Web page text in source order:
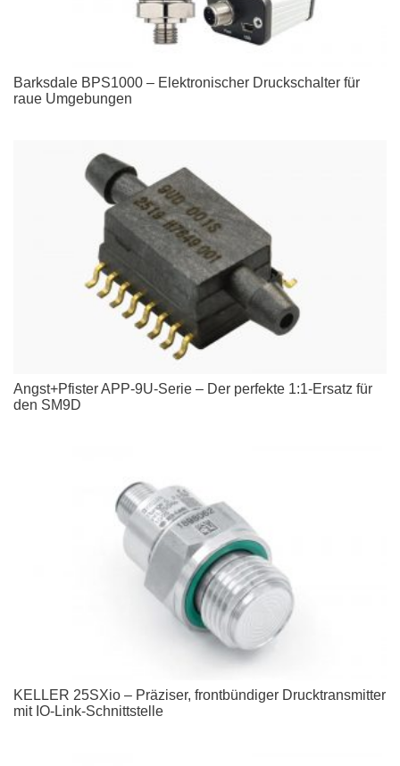
Barksdale BPS1000 – Elektronischer Druckschalter für
raue Umgebungen
Angst+Pfister APP-9U-Serie – Der perfekte 1:1-Ersatz für
den SM9D
KELLER 25SXio – Präziser, frontbündiger Drucktransmitter
mit IO-Link-Schnittstelle